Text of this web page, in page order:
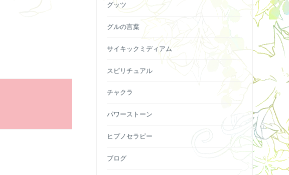
グッツ
グルの言葉
サイキックミディアム
スピリチュアル
チャクラ
パワーストーン
ヒプノセラピー
ブログ